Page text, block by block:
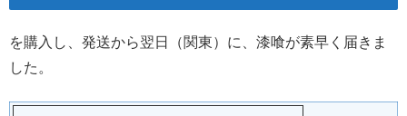
を購入し、発送から翌日（関東）に、漆喰が素早く届きま
した。